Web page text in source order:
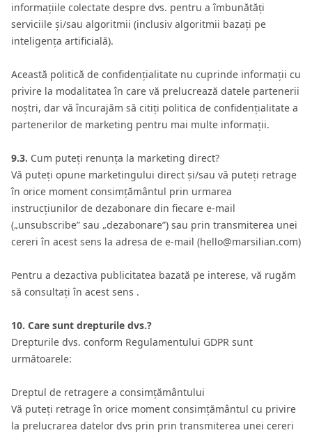
informațiile colectate despre dvs. pentru a îmbunătăți
serviciile și/sau algoritmii (inclusiv algoritmii bazați pe
inteligența artificială).
Această politică de confidențialitate nu cuprinde informații cu
privire la modalitatea în care vă prelucrează datele partenerii
noștri, dar vă încurajăm să citiți politica de confidențialitate a
partenerilor de marketing pentru mai multe informații.
9.3. Cum puteți renunța la marketing direct?
Vă puteți opune marketingului direct și/sau vă puteți retrage
în orice moment consimțământul prin urmarea
instrucțiunilor de dezabonare din fiecare e-mail
(„unsubscribe” sau „dezabonare”) sau prin transmiterea unei
cereri în acest sens la adresa de e-mail (hello@marsilian.com)
Pentru a dezactiva publicitatea bazată pe interese, vă rugăm
să consultați în acest sens .
10. Care sunt drepturile dvs.?
Drepturile dvs. conform Regulamentului GDPR sunt
următoarele:
Dreptul de retragere a consimțământului
Vă puteți retrage în orice moment consimțământul cu privire
la prelucrarea datelor dvs prin prin transmiterea unei cereri